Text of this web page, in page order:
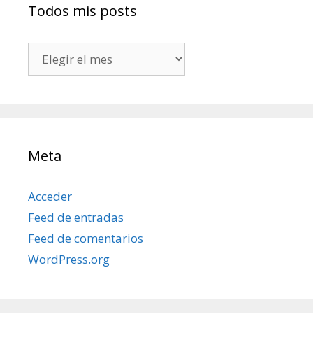
Todos mis posts
mis
Meta
Acceder
Feed de entradas
Feed de comentarios
WordPress.org